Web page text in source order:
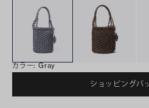
カラー: Gray
ショッピングバ